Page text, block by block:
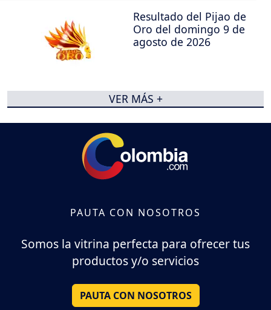
Resultado del Pijao de
Oro del domingo 9 de
agosto de 2026
VER MÁS +
PAUTA CON NOSOTROS
Somos la vitrina perfecta para ofrecer tus
productos y/o servicios
PAUTA CON NOSOTROS